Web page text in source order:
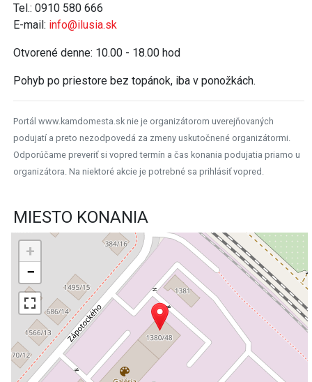
Tel.: 0910 580 666
E-mail: info@ilusia.sk
Otvorené denne: 10.00 - 18.00 hod
Pohyb po priestore bez topánok, iba v ponožkách.
Portál www.kamdomesta.sk nie je organizátorom uverejňovaných
podujatí a preto nezodpovedá za zmeny uskutočnené organizátormi.
Odporúčame preveriť si vopred termín a čas konania podujatia priamo u
organizátora. Na niektoré akcie je potrebné sa prihlásiť vopred.
MIESTO KONANIA
+
−